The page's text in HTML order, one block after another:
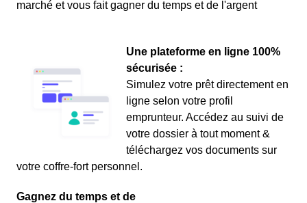
marché et vous fait gagner du temps et de l'argent
Une plateforme en ligne 100%
sécurisée :
Simulez votre prêt directement en
ligne selon votre profil
emprunteur. Accédez au suivi de
votre dossier à tout moment &
téléchargez vos documents sur
votre coffre-fort personnel.
Gagnez du temps et de